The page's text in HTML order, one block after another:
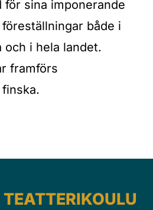
för sina imponerande
både i
och i hela landet.
framförs